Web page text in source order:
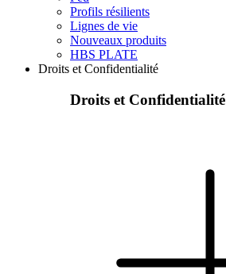
Profils résilients
Lignes de vie
Nouveaux produits
HBS PLATE
Droits et Confidentialité
Droits et Confidentialité